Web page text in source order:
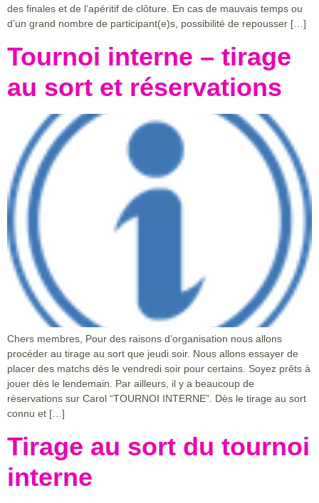
des finales et de l’apéritif de clôture. En cas de mauvais temps ou
d’un grand nombre de participant(e)s, possibilité de repousser […]
Tournoi interne – tirage
au sort et réservations
Chers membres, Pour des raisons d’organisation nous allons
procéder au tirage au sort que jeudi soir. Nous allons essayer de
placer des matchs dès le vendredi soir pour certains. Soyez prêts à
jouer dès le lendemain. Par ailleurs, il y a beaucoup de
réservations sur Carol “TOURNOI INTERNE”. Dès le tirage au sort
connu et […]
Tirage au sort du tournoi
interne